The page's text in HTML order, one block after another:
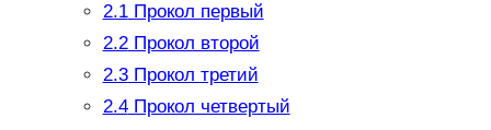
2.1Прокол первый
2.2Прокол второй
2.3Прокол третий
2.4Прокол четвертый